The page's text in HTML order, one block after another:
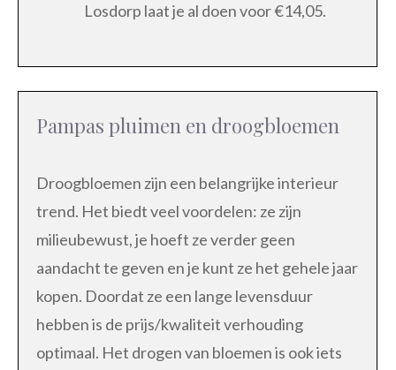
Losdorp laat je al doen voor €14,05.
Pampas pluimen en droogbloemen
Droogbloemen zijn een belangrijke interieur
trend. Het biedt veel voordelen: ze zijn
milieubewust, je hoeft ze verder geen
aandacht te geven en je kunt ze het gehele jaar
kopen. Doordat ze een lange levensduur
hebben is de prijs/kwaliteit verhouding
optimaal. Het drogen van bloemen is ook iets